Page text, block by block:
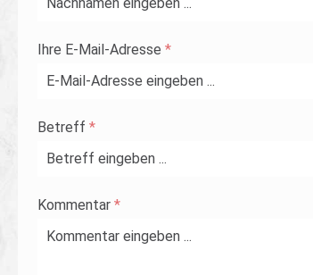
Ihre E-Mail-Adresse *
Betreff *
Kommentar *